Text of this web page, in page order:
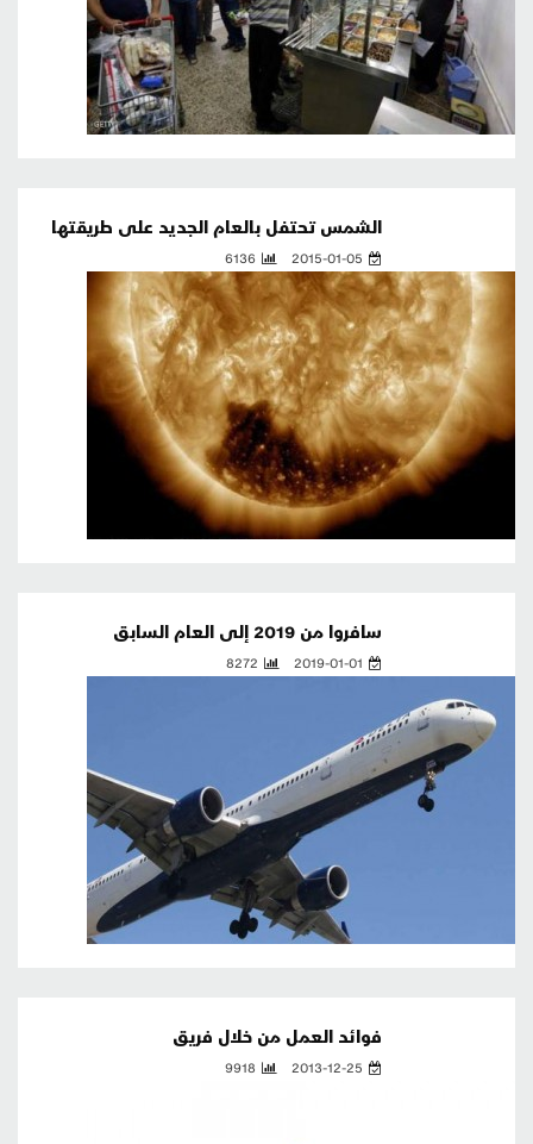
الشمس تحتفل بالعام الجديد على طريقتها
2015-01-05
6136
سافروا من 2019 إلى العام السابق
2019-01-01
8272
فوائد العمل من خلال فريق
2013-12-25
9918